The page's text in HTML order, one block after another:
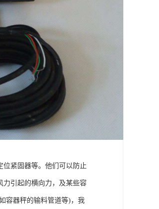
紧固器等。他们可以防止
力引起的横向力，及某些容
容器秤的输料管道等)，我